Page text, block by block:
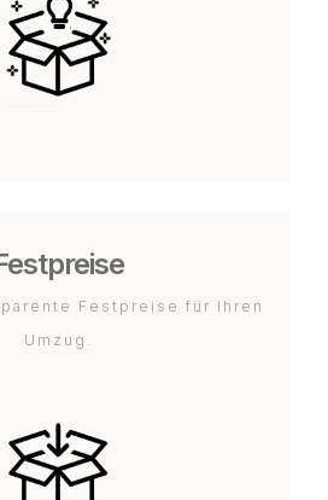
Festpreise für Ihren
Umzug.